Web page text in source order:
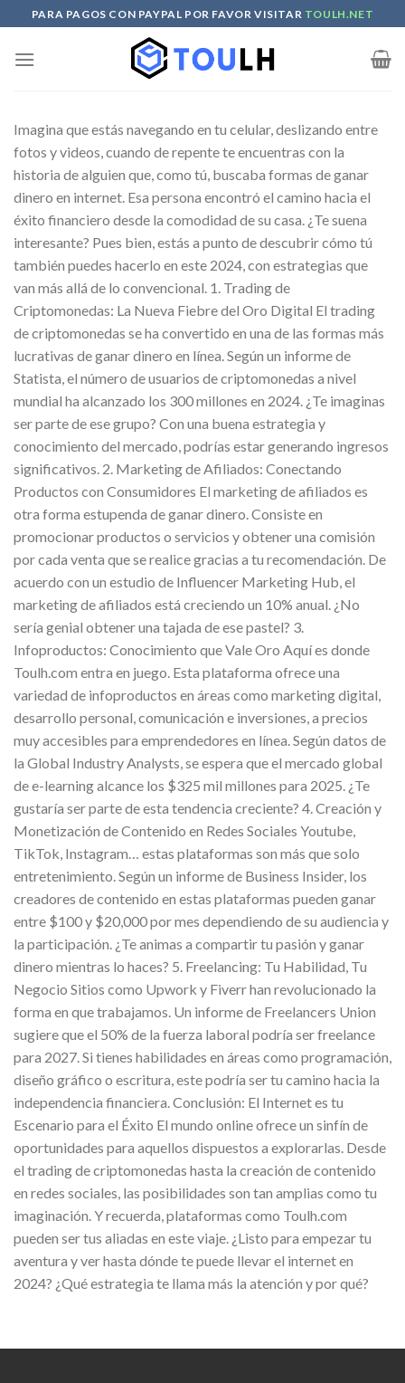
to
content
PARA PAGOS CON PAYPAL POR FAVOR VISITAR TOULH.NET
Imagina que estás navegando en tu celular, deslizando entre
fotos y videos, cuando de repente te encuentras con la
historia de alguien que, como tú, buscaba formas de ganar
dinero en internet. Esa persona encontró el camino hacia el
éxito financiero desde la comodidad de su casa. ¿Te suena
interesante? Pues bien, estás a punto de descubrir cómo tú
también puedes hacerlo en este 2024, con estrategias que
van más allá de lo convencional. 1. Trading de
Criptomonedas: La Nueva Fiebre del Oro Digital El trading
de criptomonedas se ha convertido en una de las formas más
lucrativas de ganar dinero en línea. Según un informe de
Statista, el número de usuarios de criptomonedas a nivel
mundial ha alcanzado los 300 millones en 2024. ¿Te imaginas
ser parte de ese grupo? Con una buena estrategia y
conocimiento del mercado, podrías estar generando ingresos
significativos. 2. Marketing de Afiliados: Conectando
Productos con Consumidores El marketing de afiliados es
otra forma estupenda de ganar dinero. Consiste en
promocionar productos o servicios y obtener una comisión
por cada venta que se realice gracias a tu recomendación. De
acuerdo con un estudio de Influencer Marketing Hub, el
marketing de afiliados está creciendo un 10% anual. ¿No
sería genial obtener una tajada de ese pastel? 3.
Infoproductos: Conocimiento que Vale Oro Aquí es donde
Toulh.com entra en juego. Esta plataforma ofrece una
variedad de infoproductos en áreas como marketing digital,
desarrollo personal, comunicación e inversiones, a precios
muy accesibles para emprendedores en línea. Según datos de
la Global Industry Analysts, se espera que el mercado global
de e-learning alcance los $325 mil millones para 2025. ¿Te
gustaría ser parte de esta tendencia creciente? 4. Creación y
Monetización de Contenido en Redes Sociales Youtube,
TikTok, Instagram… estas plataformas son más que solo
entretenimiento. Según un informe de Business Insider, los
creadores de contenido en estas plataformas pueden ganar
entre $100 y $20,000 por mes dependiendo de su audiencia y
la participación. ¿Te animas a compartir tu pasión y ganar
dinero mientras lo haces? 5. Freelancing: Tu Habilidad, Tu
Negocio Sitios como Upwork y Fiverr han revolucionado la
forma en que trabajamos. Un informe de Freelancers Union
sugiere que el 50% de la fuerza laboral podría ser freelance
para 2027. Si tienes habilidades en áreas como programación,
diseño gráfico o escritura, este podría ser tu camino hacia la
independencia financiera. Conclusión: El Internet es tu
Escenario para el Éxito El mundo online ofrece un sinfín de
oportunidades para aquellos dispuestos a explorarlas. Desde
el trading de criptomonedas hasta la creación de contenido
en redes sociales, las posibilidades son tan amplias como tu
imaginación. Y recuerda, plataformas como Toulh.com
pueden ser tus aliadas en este viaje. ¿Listo para empezar tu
aventura y ver hasta dónde te puede llevar el internet en
2024? ¿Qué estrategia te llama más la atención y por qué?